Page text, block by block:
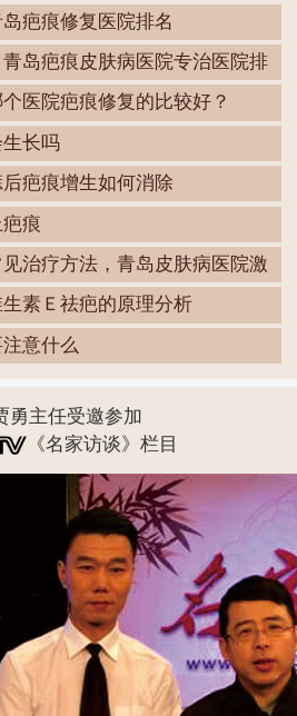
疤痕修复医院排名
岛疤痕皮肤病医院专治医院排
医院疤痕修复的比较好？
长吗
疤痕增生如何消除
痕
治疗方法，青岛皮肤病医院激
素Ｅ祛疤的原理分析
意什么
勇主任受邀参加
《名家访谈》栏目